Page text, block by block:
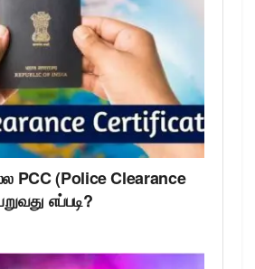
PCC (Police Clearance
எப்படி?